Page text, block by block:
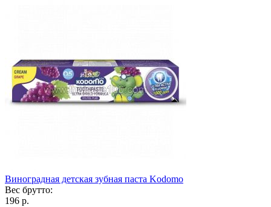
Виноградная детская зубная паста Kodomo
Вес брутто:
196 р.